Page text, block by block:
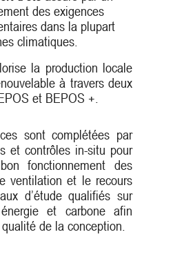
des exigences
dans la plupart
climatiques.
la production locale
à travers deux
et BEPOS +.
sont complétées par
et contrôles in-situ pour
fonctionnement des
ventilation et le recours
d’étude qualifiés sur
et carbone afin
qualité de la conception.